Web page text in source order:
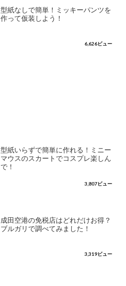
型紙なしで簡単！ミッキーパンツを
作って仮装しよう！
6,626ビュー
型紙いらずで簡単に作れる！ミニー
マウスのスカートでコスプレ楽しん
で！
3,807ビュー
成田空港の免税店はどれだけお得？
ブルガリで調べてみました！
3,319ビュー